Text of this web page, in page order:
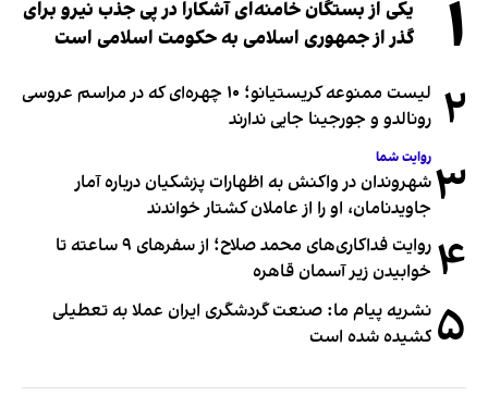
۱
یکی از بستگان خامنه‌ای آشکارا در پی جذب نیرو برای
گذر از جمهوری اسلامی به حکومت اسلامی است
۲
لیست ممنوعه کریستیانو؛ ۱۰ چهره‌ای که در مراسم عروسی
رونالدو و جورجینا جایی ندارند
۳ روایت شما
شهروندان در واکنش به اظهارات پزشکیان درباره آمار
جاویدنامان، او را از عاملان کشتار خواندند
۴
روایت فداکاری‌های محمد صلاح؛ از سفرهای ۹ ساعته تا
خوابیدن زیر آسمان قاهره
۵ نشریه پیام ما: صنعت گردشگری ایران عملا به تعطیلی
کشیده شده است